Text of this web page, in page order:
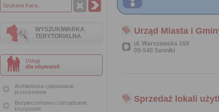
WYSZUKIWARKA
TERYTORIALNA
Usługi
dla obywateli
Architektura i planowanie
przestrzenne
Bezpieczeństwo i zarządzanie
kryzysowe
Urząd Miasta i
ul. Warszawska 169
09-540 Sanniki
Sprzedaż lokali